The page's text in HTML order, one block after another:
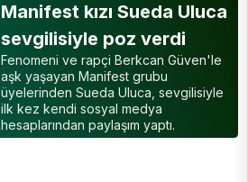
Manifest kızı Sueda Uluca
sevgilisiyle poz verdi
Fenomeni ve rapçi Berkcan Güven'le
aşk yaşayan Manifest grubu
üyelerinden Sueda Uluca, sevgilisiyle
ilk kez kendi sosyal medya
hesaplarından paylaşım yaptı.